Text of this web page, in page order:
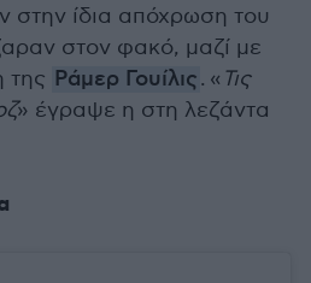
στην ίδια απόχρωση του
στον φακό, μαζί με
της Ράμερ Γουίλις. « Τις
» έγραψε η στη λεζάντα